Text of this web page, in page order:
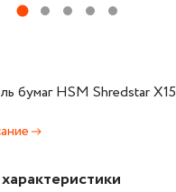
бумаг HSM Shredstar X15